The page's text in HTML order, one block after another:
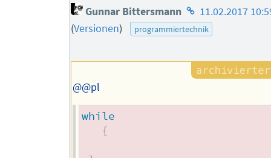
Gunnar Bittersmann Homepage
des
11.02.2017
(Versionen) programmiertechnik
@@pl
while
{